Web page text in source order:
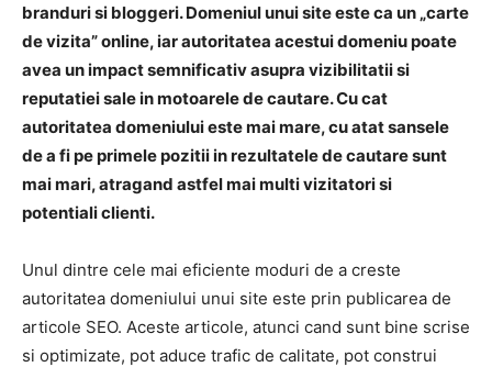
branduri si bloggeri. Domeniul unui site este ca un „carte
de vizita” online, iar autoritatea acestui domeniu poate
avea un impact semnificativ asupra vizibilitatii si
reputatiei sale in motoarele de cautare. Cu cat
autoritatea domeniului este mai mare, cu atat sansele
de a fi pe primele pozitii in rezultatele de cautare sunt
mai mari, atragand astfel mai multi vizitatori si
potentiali clienti.
Unul dintre cele mai eficiente moduri de a creste
autoritatea domeniului unui site este prin publicarea de
articole SEO. Aceste articole, atunci cand sunt bine scrise
si optimizate, pot aduce trafic de calitate, pot construi